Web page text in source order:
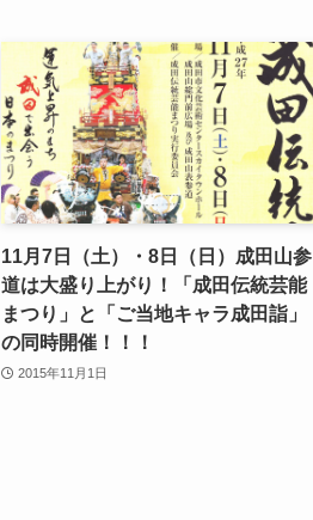
11月7日（土）・8日（日）成田山参
道は大盛り上がり！「成田伝統芸能
まつり」と「ご当地キャラ成田詣」
の同時開催！！！
2015年11月1日